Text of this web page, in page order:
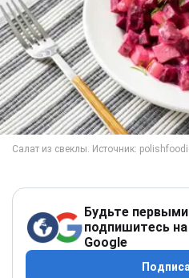
Будьте
подпишитесь на
Google